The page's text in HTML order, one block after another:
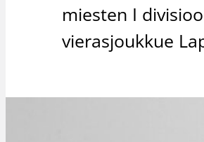
miesten I
vierasjoukkue